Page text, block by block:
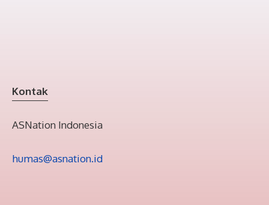
Kontak
ASNation Indonesia
humas@asnation.id